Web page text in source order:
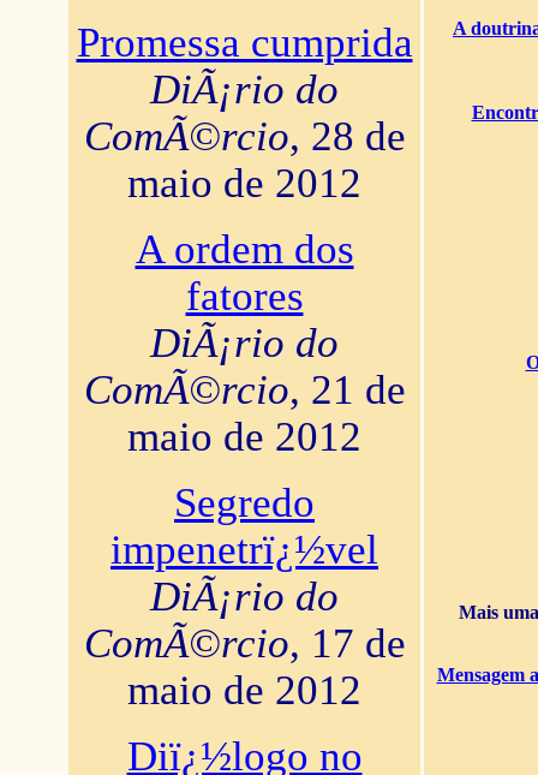
Promessa cumprida
DiÃ¡rio do
ComÃ©rcio, 28 de
maio de 2012
A ordem dos
fatores
DiÃ¡rio do
ComÃ©rcio, 21 de
maio de 2012
Segredo
impenetrï¿½vel
DiÃ¡rio do
ComÃ©rcio, 17 de
maio de 2012
Diï¿½logo no
A
Mais
Mensagem